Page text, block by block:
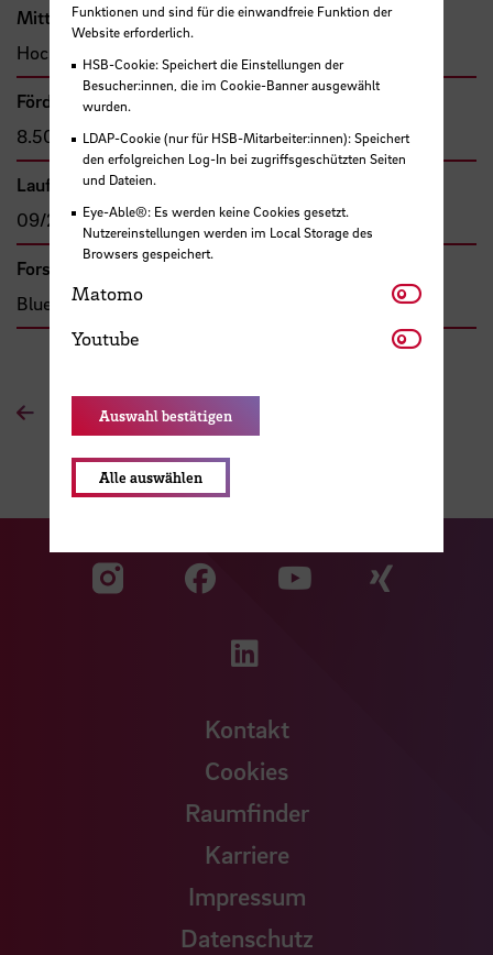
Mittel- bzw. Auftragsgeber
Hochschule Bremen, F&E-Fonds
Förder- bzw. Auftragssumme
8.500,00 €
Laufzeit
09/2021 - 02/2023
Forschungs- und Transfercluster
Blue Sciences
Zur Übersichtsseite
Zu unserer Facebook
Zu
Zu unserer
Kontakt
Cookies
Raumfinder
Karriere
Impressum
Datenschutz
Funktionen und sind für die einwandfreie Funktion der
Website erforderlich.
HSB-Cookie: Speichert die Einstellungen der
Besucher:innen, die im Cookie-Banner ausgewählt
wurden.
LDAP-Cookie (nur für HSB-Mitarbeiter:innen): Speichert
den erfolgreichen Log-In bei zugriffsgeschützten Seiten
und Dateien.
Eye-Able®: Es werden keine Cookies gesetzt.
Nutzereinstellungen werden im Local Storage des
Browsers gespeichert.
Matomo Matomo
Youtube Youtube
Auswahl bestätigen
Alle auswählen